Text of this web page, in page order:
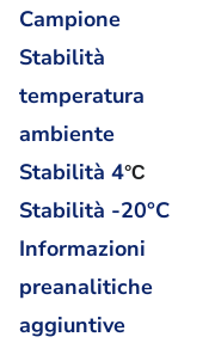
Campione
Stabilità
temperatura
ambiente
Stabilità 4°C
Stabilità -20°C
Informazioni
preanalitiche
aggiuntive